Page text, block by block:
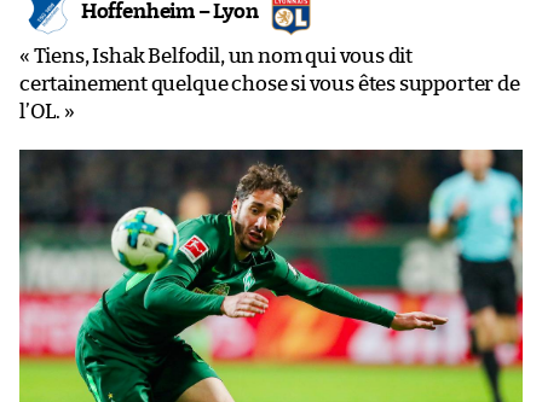
Hoffenheim – Lyon
« Tiens, Ishak Belfodil, un nom qui vous dit
certainement quelque chose si vous êtes supporter de
l’OL. »